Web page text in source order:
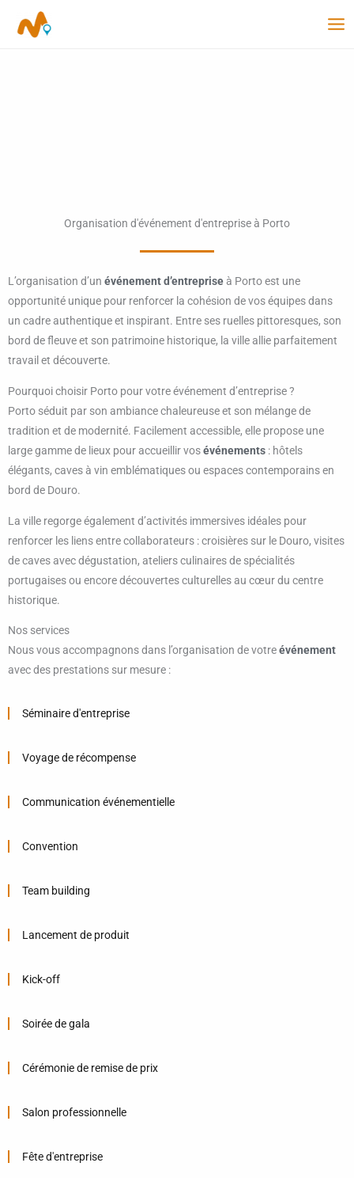
Organisation d'événement d'entreprise à Porto
L’organisation d’un événement d’entrepriseà Porto est une
opportunité unique pour renforcer la cohésion de vos équipes dans
un cadre authentique et inspirant. Entre ses ruelles pittoresques, son
bord de fleuve et son patrimoine historique, la ville allie parfaitement
travail et découverte.
Pourquoi choisir Porto pour votre événement d’entreprise ?
Porto séduit par son ambiance chaleureuse et son mélange de
tradition et de modernité. Facilement accessible, elle propose une
large gamme de lieux pour accueillir vosévénements : hôtels
élégants, caves à vin emblématiques ou espaces contemporains en
bord de Douro.
La ville regorge également d’activités immersives idéales pour
renforcer les liens entre collaborateurs : croisières sur le Douro, visites
de caves avec dégustation, ateliers culinaires de spécialités
portugaises ou encore découvertes culturelles au cœur du centre
historique.
Nos services
Nous vous accompagnons dans l’organisation de votreévénement
avec des prestations sur mesure :
Séminaire d'entreprise
Voyage de récompense
Communication événementielle
Convention
Team building
Lancement de produit
Kick-off
Soirée de gala
Cérémonie de remise de prix
Salon professionnelle
Fête d'entreprise